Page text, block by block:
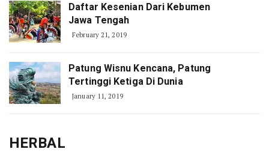
Daftar Kesenian Dari Kebumen
Jawa Tengah
February 21, 2019
Patung Wisnu Kencana, Patung
Tertinggi Ketiga Di Dunia
January 11, 2019
HERBAL